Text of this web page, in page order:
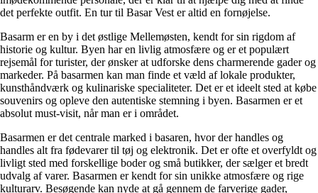
det perfekte outfit. En tur til Basar Vest er altid en fornøjelse.
Basarm er en by i det østlige Mellemøsten, kendt for sin rigdom af
historie og kultur. Byen har en livlig atmosfære og er et populært
rejsemål for turister, der ønsker at udforske dens charmerende gader og
markeder. På basarmen kan man finde et væld af lokale produkter,
kunsthåndværk og kulinariske specialiteter. Det er et ideelt sted at købe
souvenirs og opleve den autentiske stemning i byen. Basarmen er et
absolut must-visit, når man er i området.
Basarmen er det centrale marked i basaren, hvor der handles og
handles alt fra fødevarer til tøj og elektronik. Det er ofte et overfyldt og
livligt sted med forskellige boder og små butikker, der sælger et bredt
udvalg af varer. Basarmen er kendt for sin unikke atmosfære og rige
kulturarv. Besøgende kan nyde at gå gennem de farverige gader,